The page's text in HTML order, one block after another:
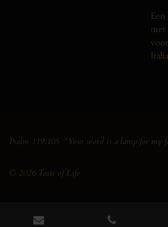
met
Psalm 119:105 "Your word is a lamp for my
© 2026 Taste of Life